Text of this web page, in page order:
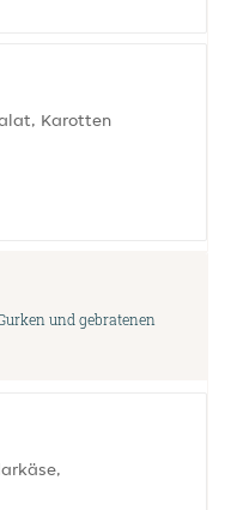
Karotten
und gebratenen